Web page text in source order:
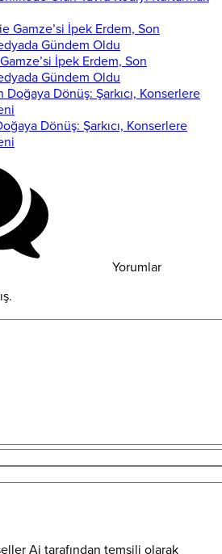
İpek Erdem, Son
Gündem Oldu
Dönüş: Şarkıcı, Konserlere
Yorumlar
Ai tarafından temsili olarak